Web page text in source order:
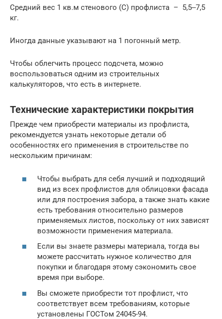
Средний вес 1 кв.м стенового (С) профлиста – 5,5‒7,5
кг.
Иногда данные указывают на 1 погонный метр.
Чтобы облегчить процесс подсчета, можно
воспользоваться одним из строительных
калькуляторов, что есть в интернете.
Технические характеристики покрытия
Прежде чем приобрести материалы из профлиста,
рекомендуется узнать некоторые детали об
особенностях его применения в строительстве по
нескольким причинам:
Чтобы выбрать для себя лучший и подходящий
вид из всех профлистов для облицовки фасада
или для построения забора, а также знать какие
есть требования относительно размеров
применяемых листов, поскольку от них зависят
возможности применения материала.
Если вы знаете размеры материала, тогда вы
можете рассчитать нужное количество для
покупки и благодаря этому сэкономить свое
время при выборе.
Вы сможете приобрести тот профлист, что
соответствует всем требованиям, которые
установлены ГОСТом 24045-94.